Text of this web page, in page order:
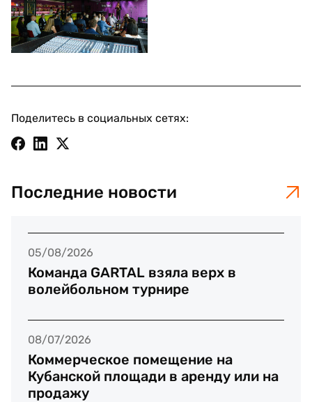
Поделитесь в социальных сетях:
Последние новости
05/08/2026
Команда GARTAL взяла верх в
волейбольном турнире
08/07/2026
Коммерческое помещение на
Кубанской площади в аренду или на
продажу